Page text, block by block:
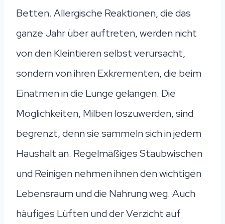
Betten. Allergische Reaktionen, die das
ganze Jahr über auftreten, werden nicht
von den Kleintieren selbst verursacht,
sondern von ihren Exkrementen, die beim
Einatmen in die Lunge gelangen. Die
Möglichkeiten, Milben loszuwerden, sind
begrenzt, denn sie sammeln sich in jedem
Haushalt an. Regelmäßiges Staubwischen
und Reinigen nehmen ihnen den wichtigen
Lebensraum und die Nahrung weg. Auch
häufiges Lüften und der Verzicht auf